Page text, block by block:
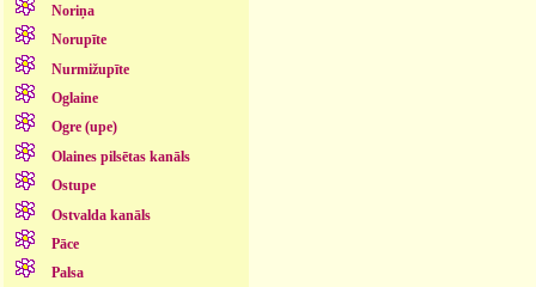
Noriņa
Norupīte
Nurmižupīte
Oglaine
Ogre (upe)
Olaines pilsētas kanāls
Ostupe
Ostvalda kanāls
Pāce
Palsa